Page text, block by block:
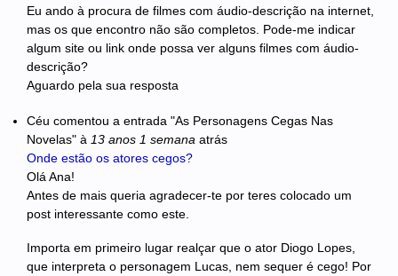
Eu ando à procura de filmes com áudio-descrição na internet,
mas os que encontro não são completos. Pode-me indicar
algum site ou link onde possa ver alguns filmes com áudio-
descrição?
Aguardo pela sua resposta
Céu comentou a entrada "As Personagens Cegas Nas
Novelas" à 13 anos 1 semana atrás
Onde estão os atores cegos?
Olá Ana!
Antes de mais queria agradecer-te por teres colocado um
post interessante como este.
Importa em primeiro lugar realçar que o ator Diogo Lopes,
que interpreta o personagem Lucas, nem sequer é cego! Por